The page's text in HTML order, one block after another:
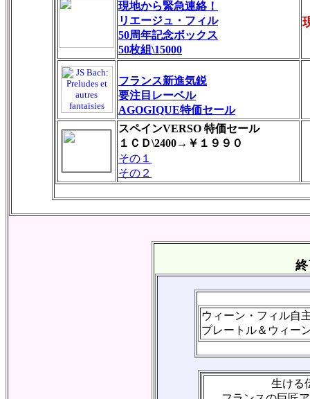
現地から緊急連絡！
リエージュ・フィル
50周年記念ボックス
50枚組\15000
フランス新進気鋭
要注目レーベル
AGOGIQUE特価セール
スペインVERSO 特価セール
１ＣＤ\2400→￥１９９０
その１
その２
ウィーン・フィル自
プレートル＆ウィー
生ける